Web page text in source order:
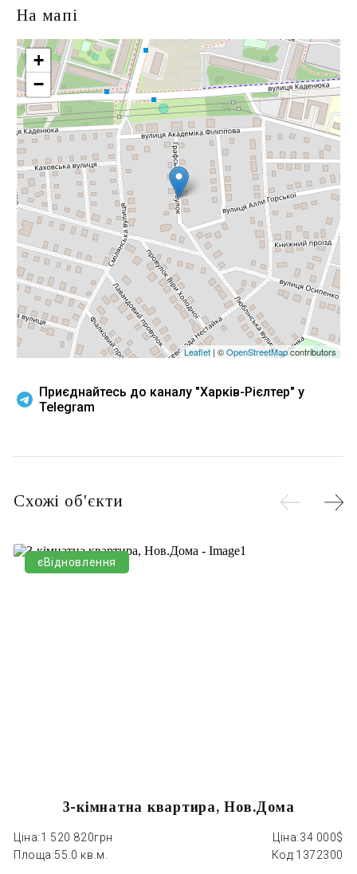
На мапі
+
−
Leaflet | ©OpenStreetMapcontributors
Приєднайтесь до каналу "Харків-Рієлтер" у
Telegram
Схожі об'єкти
єВідновлення
3-кімнатна квартира, Нов.Дома
Ціна:1 520 820грн Ціна:34 000$
Площа:55.0 кв.м. Код:1372300